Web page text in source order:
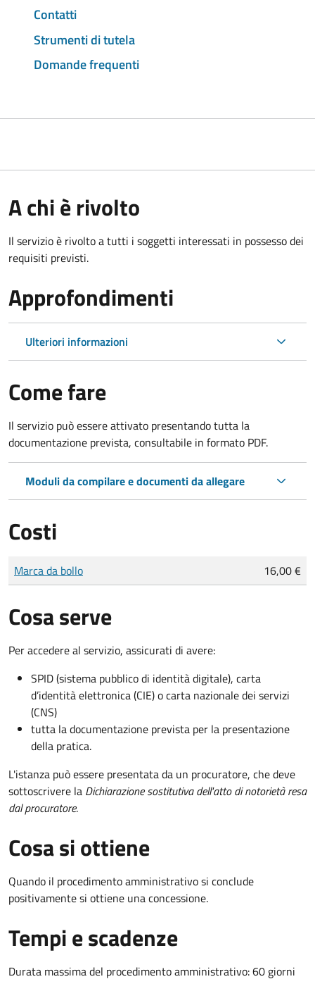
Contatti
Strumenti di tutela
Domande frequenti
A chi è rivolto
Il servizio è rivolto a tutti i soggetti interessati in possesso dei
requisiti previsti.
Approfondimenti
Ulteriori informazioni
Come fare
Il servizio può essere attivato presentando tutta la
documentazione prevista, consultabile in formato PDF.
Moduli da compilare e documenti da allegare
Costi
Tipo di pagamento
Importo
Marca da bollo 16,00 €
Cosa serve
Per accedere al servizio, assicurati di avere:
SPID (sistema pubblico di identità digitale), carta
d’identità elettronica (CIE) o carta nazionale dei servizi
(CNS)
tutta la documentazione prevista per la presentazione
della pratica.
L'istanza può essere presentata da un procuratore, che deve
sottoscrivere la Dichiarazione sostitutiva dell'atto di notorietà resa
dal procuratore.
Cosa si ottiene
Quando il procedimento amministrativo si conclude
positivamente si ottiene una concessione.
Tempi e scadenze
Durata massima del procedimento amministrativo: 60 giorni